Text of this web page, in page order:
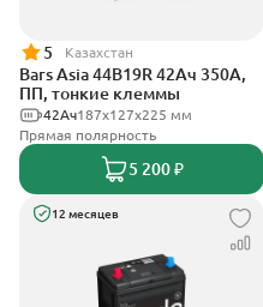
5 Казахстан
Bars Asia 44B19R 42Ач 350А,
ПП, тонкие клеммы
187x127x225 мм
42Ач
Прямая полярность
5 200 ₽
12 месяцев